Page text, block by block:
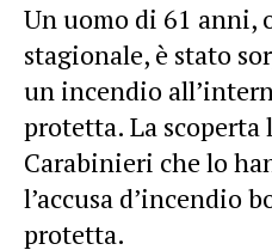
Un uomo di 61 anni,
stagionale, è stato
un incendio
protetta. La scoperta
Carabinieri che lo
l’accusa d’incendio
protetta.